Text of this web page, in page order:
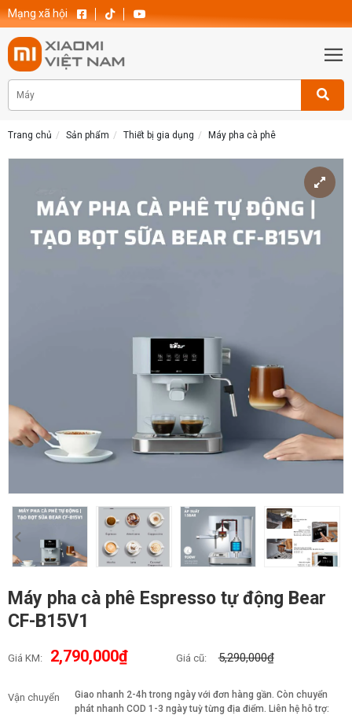
Mạng xã hội
Trang chủ Sản phẩm Thiết bị gia dụng Máy pha cà phê
Máy pha cà phê Espresso tự động Bear
CF-B15V1
Giá KM: 2,790,000₫ Giá cũ: 5,290,000₫
Vận chuyển
Giao nhanh 2-4h trong ngày với đơn hàng gần. Còn chuyển
phát nhanh COD 1-3 ngày tuỳ từng địa điểm. Liên hệ hỗ trợ: